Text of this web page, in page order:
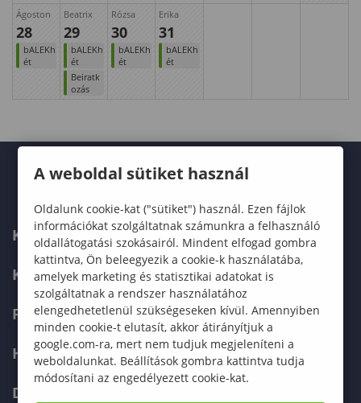
Ágoston
28
bALEKh
ét
Beatrix
29
bALEKh
ét
Beiratk
ozás
Rózsa
30
bALEKh
ét
Erika
31
bALEKh
ét
KARUNK
KÉPZÉSEK
FELVÉTELIZŐKNEK
HALLGATÓKNAK
DOKTORI ISKOLA
A weboldal sütiket használ
Oldalunk cookie-kat ("sütiket") használ. Ezen fájlok
információkat szolgáltatnak számunkra a felhasználó
oldallátogatási szokásairól. Mindent elfogad gombra
kattintva, Ön beleegyezik a cookie-k használatába,
amelyek marketing és statisztikai adatokat is
szolgáltatnak a rendszer használatához
elengedhetetlenül szükségeseken kívül. Amennyiben
minden cookie-t elutasít, akkor átirányítjuk a
google.com-ra, mert nem tudjuk megjeleníteni a
weboldalunkat. Beállítások gombra kattintva tudja
módosítani az engedélyezett cookie-kat.